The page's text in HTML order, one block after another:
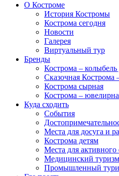
О Костроме
История Костромы
Кострома сегодня
Новости
Галерея
Виртуальный тур
Бренды
Кострома –
Сказочная Кострома
Кострома сырная
Кострома –
Куда сходить
События
Места для досуга и
Кострома детям
Места для активного
Медицинский туризм
Промышленный